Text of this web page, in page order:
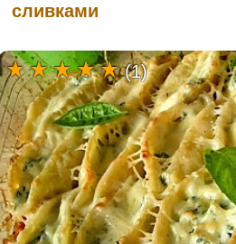
сливками
(1)